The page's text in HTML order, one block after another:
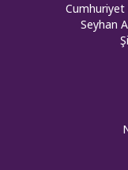
Cumhuriyet
Seyhan